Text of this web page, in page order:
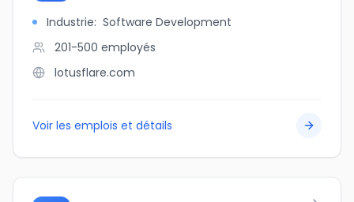
Industrie: Software Development
201-500 employés
lotusflare.com
Voir les emplois et détails